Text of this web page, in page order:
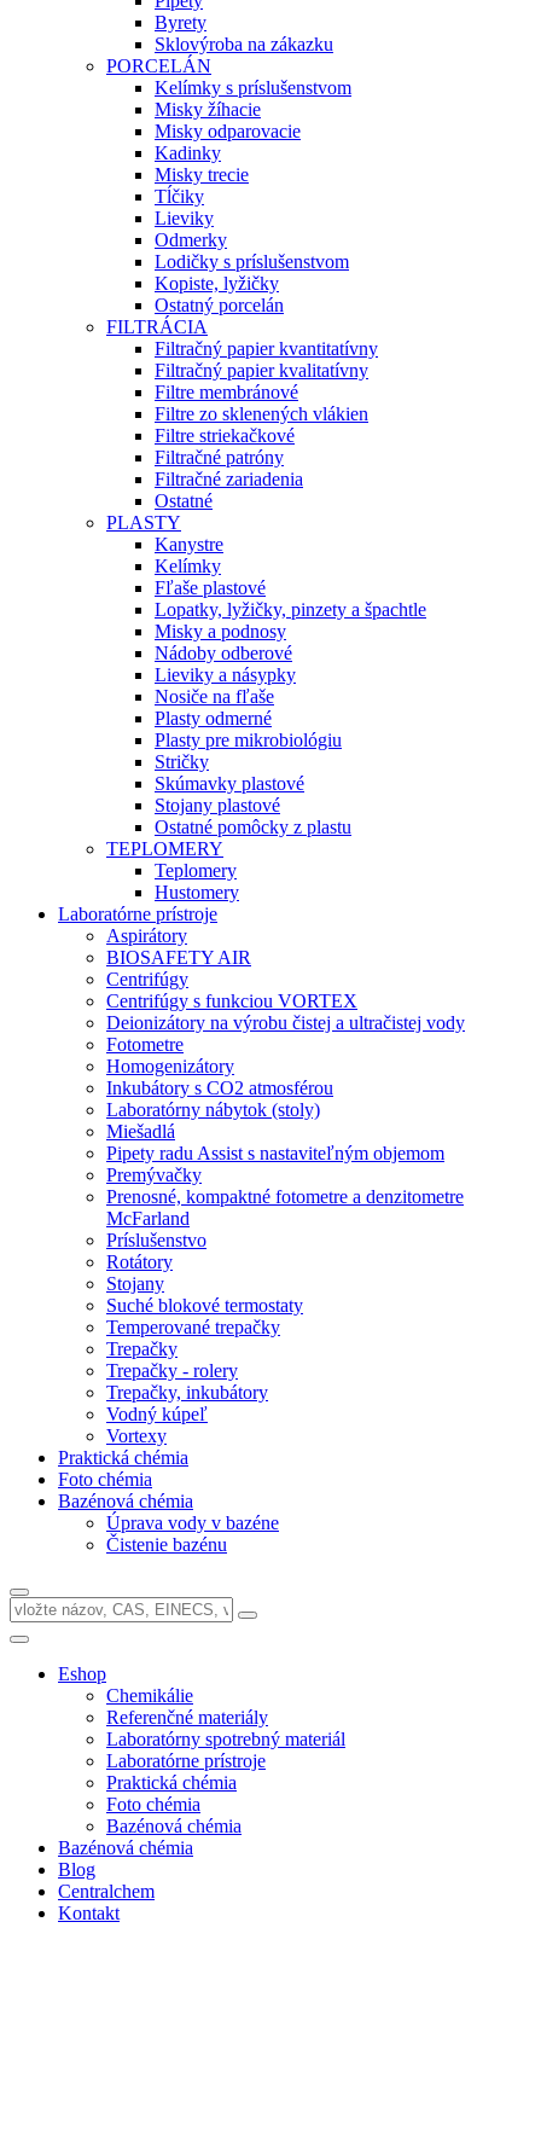
Byrety
Sklovýroba na zákazku
PORCELÁN
Kelímky s príslušenstvom
Misky žíhacie
Misky odparovacie
Kadinky
Misky trecie
Tĺčiky
Lieviky
Odmerky
Lodičky s príslušenstvom
Kopiste, lyžičky
Ostatný porcelán
FILTRÁCIA
Filtračný papier kvantitatívny
Filtračný papier kvalitatívny
Filtre membránové
Filtre zo sklenených vlákien
Filtre striekačkové
Filtračné patróny
Filtračné zariadenia
Ostatné
PLASTY
Kanystre
Kelímky
Fľaše plastové
Lopatky, lyžičky, pinzety a špachtle
Misky a podnosy
Nádoby odberové
Lieviky a násypky
Nosiče na fľaše
Plasty odmerné
Plasty pre mikrobiológiu
Stričky
Skúmavky plastové
Stojany plastové
Ostatné pomôcky z plastu
TEPLOMERY
Teplomery
Hustomery
Laboratórne prístroje
Aspirátory
BIOSAFETY AIR
Centrifúgy
Centrifúgy s funkciou VORTEX
Deionizátory na výrobu čistej a ultračistej vody
Fotometre
Homogenizátory
Inkubátory s CO2 atmosférou
Laboratórny nábytok (stoly)
Miešadlá
Pipety radu Assist s nastaviteľným objemom
Premývačky
Prenosné, kompaktné fotometre a denzitometre
McFarland
Príslušenstvo
Rotátory
Stojany
Suché blokové termostaty
Temperované trepačky
Trepačky
Trepačky - rolery
Trepačky, inkubátory
Vodný kúpeľ
Vortexy
Praktická chémia
Foto chémia
Bazénová chémia
Úprava vody v bazéne
Čistenie bazénu
Eshop
Chemikálie
Referenčné materiály
Laboratórny spotrebný materiál
Laboratórne prístroje
Praktická chémia
Foto chémia
Bazénová chémia
Bazénová chémia
Blog
Centralchem
Kontakt